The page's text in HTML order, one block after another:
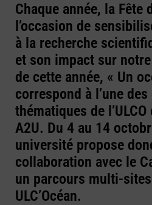
Chaque année, la Fête
l’occasion de
à la recherche
et son impact sur
de cette année, « Un
correspond à l’une
thématiques de
A2U. Du 4 au 14
université propose
collaboration avec le
un parcours multi-
ULC’Océan.